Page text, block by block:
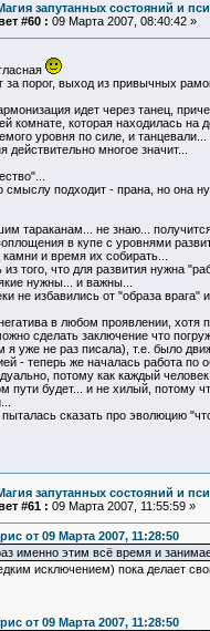
запутанных состояний и
#60 : 09 Марта 2007, 08:40:42 »
за порог, выход из привычных
идет через танец,
комнате, которая находилась на
уровня по силе, и
действительно многое значит...
смыслу подходит - прана, но она
тараканам... не знаю...
в купе с уровнями
и время их собирать...
из того, что для развития нужна
нужны... и важны...
не избавились от "образа
в любом проявлении,
сделать заключение что
я уже не раз писала), т.е. было
- теперь же началась работа по
потому как каждый
пути будет... и не хилый, потому
сказать про эволюцию
запутанных состояний и
#61 : 09 Марта 2007, 11:55:59 »
от 09 Марта 2007, 11:28:50
именно этим всё время и
исключением) пока делает
от 09 Марта 2007, 11:28:50